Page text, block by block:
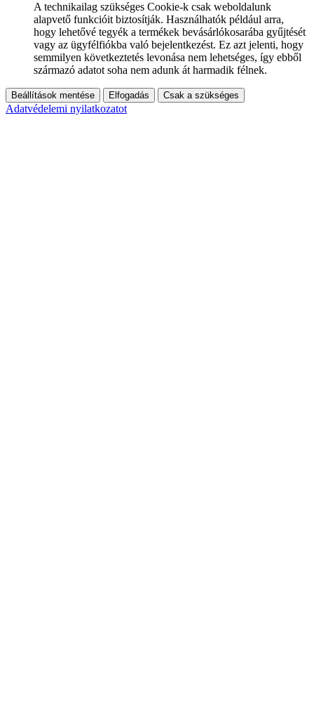
A technikailag szükséges Cookie-k csak weboldalunk
alapvető funkcióit biztosítják. Használhatók például arra,
hogy lehetővé tegyék a termékek bevásárlókosarába gyűjtését
vagy az ügyfélfiókba való bejelentkezést. Ez azt jelenti, hogy
semmilyen következtetés levonása nem lehetséges, így ebből
származó adatot soha nem adunk át harmadik félnek.
Beállítások mentése Elfogadás Csak a szükséges
Adatvédelemi nyilatkozatot